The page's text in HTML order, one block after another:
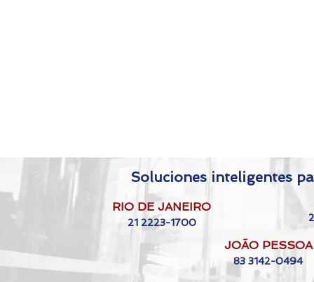
Soluciones inteligentes
RIO DE JANEIRO
21 2223-1700
JOÃO PESSOA
83 3142-0494